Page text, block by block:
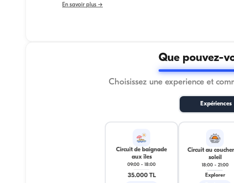
En savoir plus →
Que pouvez-
Choisissez une experience et
Expériences
Circuit de baignade
aux îles
09:00 - 18:00
35.000 TL
Circuit au
soleil
18:00- 21:00
Explorer